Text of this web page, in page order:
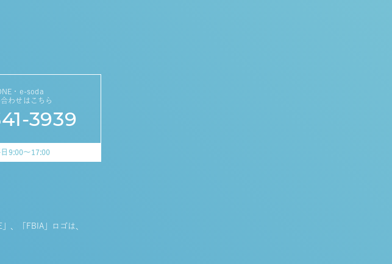
・e-soda
わせはこちら
3939
9:00～17:00
、「FBIA」ロゴは、